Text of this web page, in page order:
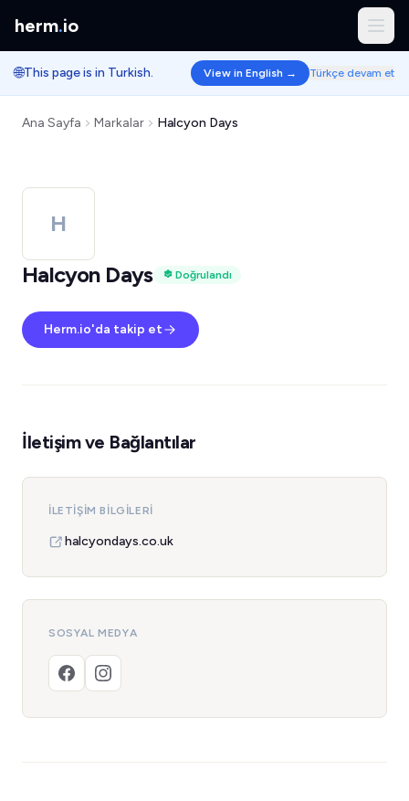
herm.io
🌐This page is in Turkish. View in English → Türkçe devam et
Ana Sayfa Markalar Halcyon Days
H
Halcyon Days
Doğrulandı
Herm.io'da takip et
İletişim ve Bağlantılar
İLETIŞIM BILGILERI
halcyondays.co.uk
SOSYAL MEDYA